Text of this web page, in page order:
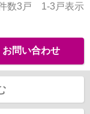
数3 戸 1-3 戸表示
お問い合わせ